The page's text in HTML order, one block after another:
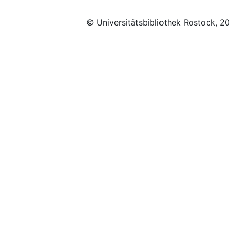
© Universitätsbibliothek Rostock,